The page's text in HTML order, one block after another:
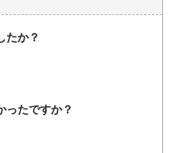
たか？
ったですか？